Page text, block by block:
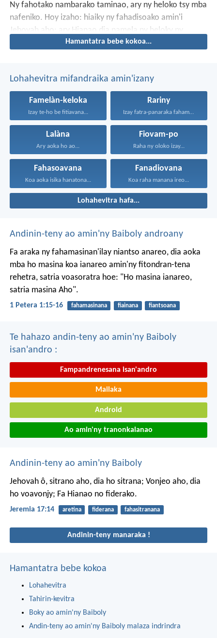
Ny fahotako nambarako taminao, ary ny heloko tsy mba
nafeniko. Hoy izaho: hiaiky ny fahadisoako amin'i
Jehovah aho;
ary Hianao dia namela ny heloky ny
Hamantatra bebe kokoa...
Lohahevitra mifandraika amin'izany
Famelàn-keloka
Izay te-ho be fitiavana...
Rariny
Izay fatra-panaraka fahamarinana sy...
Lalàna
Ary aoka ho ao...
Fiovam-po
Raha ny oloko izay...
Fahasoavana
Koa aoka isika hanatona...
Fanadiovana
Koa raha manana ireo...
Lohahevitra hafa...
Andinin-teny ao amin'ny Baiboly androany
Fa araka ny fahamasinan'ilay niantso anareo, dia aoka
mba ho masina koa ianareo amin'ny fitondran-tena
rehetra, satria voasoratra hoe: "Ho masina ianareo,
satria masina Aho".
1 Petera 1:15-16 fahamasinana fiainana fiantsoana
Te hahazo andin-teny ao amin'ny Baiboly
isan'andro :
Fampandrenesana isan'andro
Mailaka
Android
Ao amin'ny tranonkalanao
Andinin-teny ao amin'ny Baiboly
Jehovah ô, sitrano aho, dia ho sitrana; Vonjeo aho, dia
ho voavonjy; Fa Hianao no fiderako.
Jeremia 17:14 aretina fiderana fahasitranana
Andinin-teny manaraka !
Hamantatra bebe kokoa
Lohahevitra
Tahirin-kevitra
Boky ao amin'ny Baiboly
Andin-teny ao amin'ny Baiboly malaza indrindra